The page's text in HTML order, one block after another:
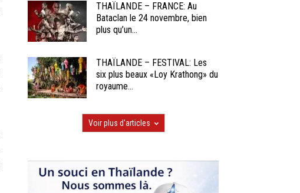
THAÏLANDE – FRANCE: Au
Bataclan le 24 novembre, bien
plus qu’un...
THAÏLANDE – FESTIVAL: Les
six plus beaux «Loy Krathong» du
royaume...
Voir plus d'articles